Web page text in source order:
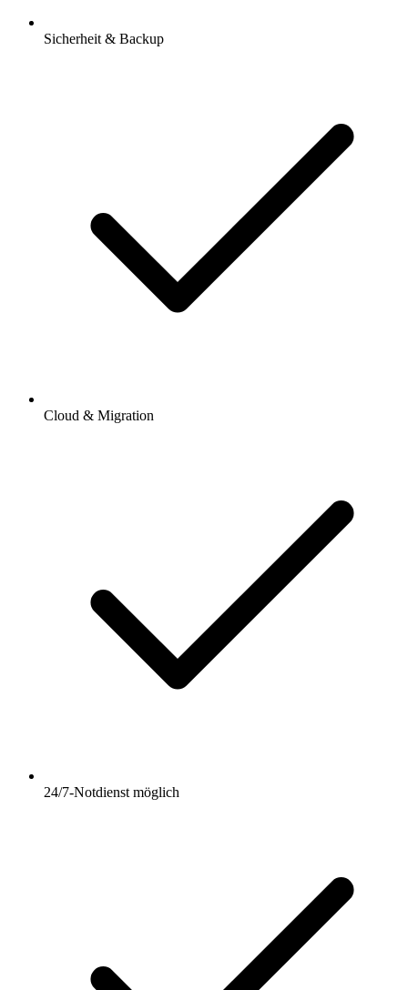
Sicherheit & Backup
Cloud & Migration
24/7-Notdienst möglich